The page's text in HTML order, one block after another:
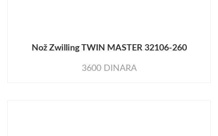
Nož Zwilling TWIN MASTER 32106-260
3600 DINARA